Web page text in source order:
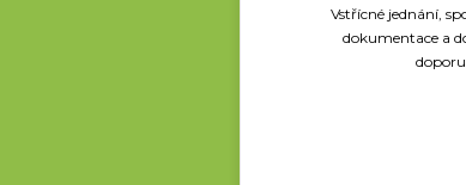
Vstřícné jednání,
dokumentace a